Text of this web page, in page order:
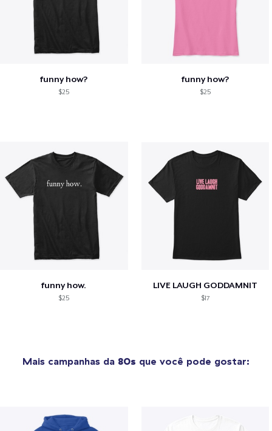
funny how?
$25
funny how?
$25
funny how.
$25
LIVE LAUGH GODDAMNIT
$17
Mais campanhas da 80s que você pode gostar: